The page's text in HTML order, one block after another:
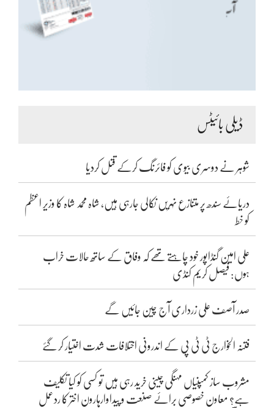
ڈیلی بائیٹس
شوہر نے دوسری بیوی کو فائرنگ کرکے قتل کردیا
دریائے سندھ پر متنازع نہریں نکالی جارہی ہیں، شاہ محمد شاہ کا وزیر اعظم
کو خط
علی امین گنڈاپور خود چاہتے تھے کہ وفاق کے ساتھ حالات خراب
ہوں: فیصل کریم کنڈی
صدر آصف علی زرداری آج چین جائیں گے
فتنہ الخوارج ٹی ٹی پی کے اندرونی اختلافات شدت اختیار کر گئے
مشروب ساز کمپنیاں مہنگی چینی خرید رہی ہیں تو کسی کو کیا تکلیف
ہے؟ معاون خصوصی برائے صنعت و پیداوارہارون اختر کا ردعمل